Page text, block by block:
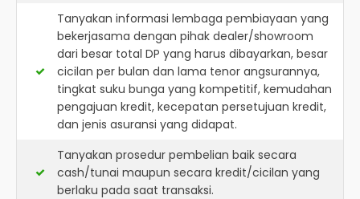
Tanyakan informasi lembaga pembiayaan yang
bekerjasama dengan pihak dealer/showroom
dari besar total DP yang harus dibayarkan, besar
cicilan per bulan dan lama tenor angsurannya,
tingkat suku bunga yang kompetitif, kemudahan
pengajuan kredit, kecepatan persetujuan kredit,
dan jenis asuransi yang didapat.
Tanyakan prosedur pembelian baik secara
cash/tunai maupun secara kredit/cicilan yang
berlaku pada saat transaksi.